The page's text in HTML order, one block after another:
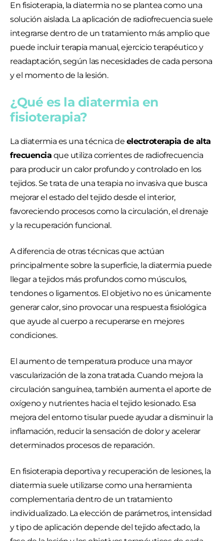
En fisioterapia, la diatermia no se plantea como una
solución aislada. La aplicación de radiofrecuencia suele
integrarse dentro de un tratamiento más amplio que
puede incluir terapia manual, ejercicio terapéutico y
readaptación, según las necesidades de cada persona
y el momento de la lesión.
¿Qué es la diatermia en
fisioterapia?
La diatermia es una técnica de electroterapia de alta
frecuencia que utiliza corrientes de radiofrecuencia
para producir un calor profundo y controlado en los
tejidos. Se trata de una terapia no invasiva que busca
mejorar el estado del tejido desde el interior,
favoreciendo procesos como la circulación, el drenaje
y la recuperación funcional.
A diferencia de otras técnicas que actúan
principalmente sobre la superficie, la diatermia puede
llegar a tejidos más profundos como músculos,
tendones o ligamentos. El objetivo no es únicamente
generar calor, sino provocar una respuesta fisiológica
que ayude al cuerpo a recuperarse en mejores
condiciones.
El aumento de temperatura produce una mayor
vascularización de la zona tratada. Cuando mejora la
circulación sanguínea, también aumenta el aporte de
oxígeno y nutrientes hacia el tejido lesionado. Esa
mejora del entorno tisular puede ayudar a disminuir la
inflamación, reducir la sensación de dolor y acelerar
determinados procesos de reparación.
En fisioterapia deportiva y recuperación de lesiones, la
diatermia suele utilizarse como una herramienta
complementaria dentro de un tratamiento
individualizado. La elección de parámetros, intensidad
y tipo de aplicación depende del tejido afectado, la